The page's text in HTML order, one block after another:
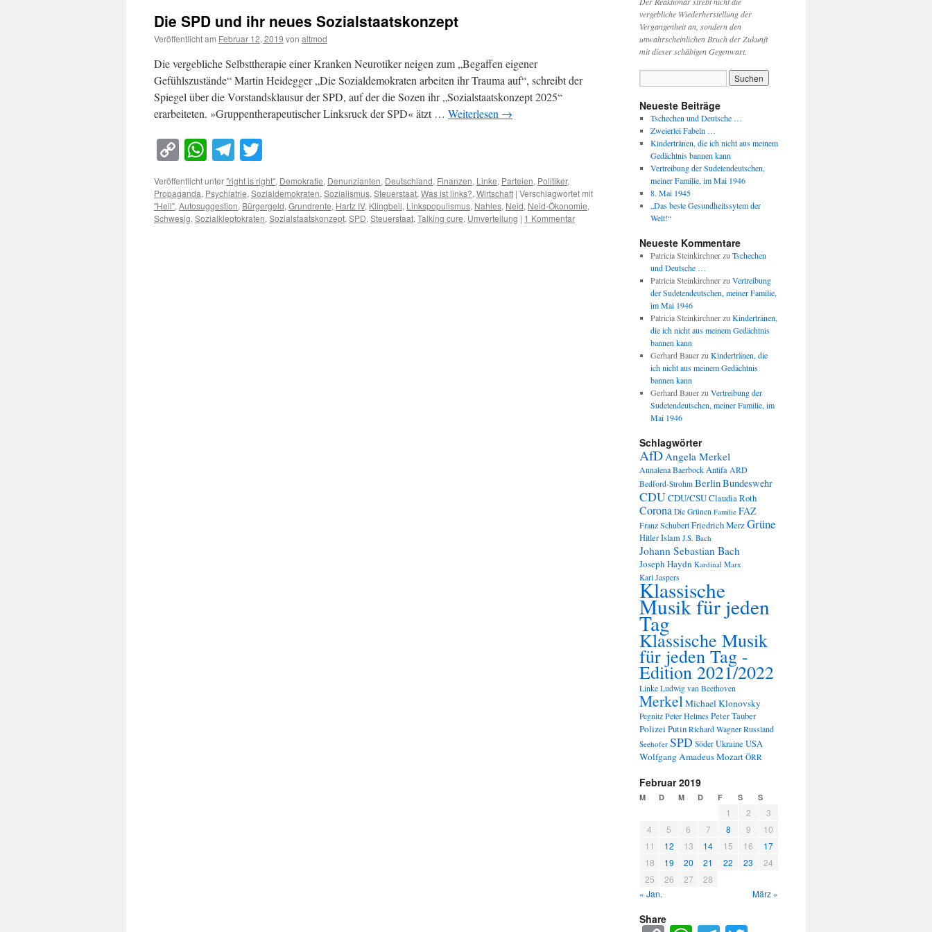
Die SPD und ihr neues Sozialstaatskonzept
Veröffentlicht am Februar 12, 2019 von altmod
Die vergebliche Selbsttherapie einer Kranken Neurotiker neigen zum „Begaffen eigener
Gefühlszustände“ Martin Heidegger „Die Sozialdemokraten arbeiten ihr Trauma auf“, schreibt der
Spiegel über die Vorstandsklausur der SPD, auf der die Sozen ihr „Sozialstaatskonzept 2025“
erarbeiteten. »Gruppentherapeutischer Linksruck der SPD« ätzt … Weiterlesen →
Copy
Link
WhatsApp
Telegram
Veröffentlicht unter"right is right", Demokratie, Denunzianten, Deutschland, Finanzen, Linke, Parteien, Politiker,
Propaganda, Psychiatrie,Sozialdemokraten,Sozialismus,Steuerstaat,Was ist links?,Wirtschaft | Verschlagwortet mit
"Heil",Autosuggestion, Bürgergeld,Grundrente, Hartz IV, Klingbeil, Linkspopulismus, Nahles, Neid, Neid-Ökonomie,
Schwesig,Sozialkleptokraten,Sozialstaatskonzept,SPD,Steuerstaat,Talking cure, Umverteilung | 1 Kommentar
vergebliche Wiederherstellung der
Vergangenheit an, sondern den
unwahrscheinlichen Bruch der Zukunft
mit dieser schäbigen Gegenwart.
Neueste Beiträge
Tschechen und Deutsche …
Zweierlei Fabeln …
Kindertränen, die ich nicht aus meinem
Gedächtnis bannen kann
Vertreibung der Sudetendeutschen,
meiner Familie, im Mai 1946
8. Mai 1945
„Das beste Gesundheitssytem der
Welt!“
Neueste Kommentare
Patricia Steinkirchnerzu Tschechen
und Deutsche …
Patricia Steinkirchnerzu Vertreibung
der Sudetendeutschen, meiner Familie,
im Mai 1946
Patricia Steinkirchnerzu Kindertränen,
die ich nicht aus meinem Gedächtnis
bannen kann
Gerhard Bauerzu Kindertränen, die
ich nicht aus meinem Gedächtnis
bannen kann
Gerhard Bauerzu Vertreibung der
Sudetendeutschen, meiner Familie, im
Mai 1946
Schlagwörter
AfDAngela Merkel
Annalena BaerbockAntifa ARD
Bedford-Strohm BerlinBundeswehr
CDUCDU/CSUClaudia Roth
Corona Die Grünen Familie FAZ
Franz SchubertFriedrich MerzGrüne
HitlerIslam J.S. Bach
Johann Sebastian Bach
Joseph Haydn Kardinal Marx
Karl Jaspers
Klassische
Musik für jeden
Tag
Klassische Musik
für jeden Tag -
Edition 2021/2022
Linke Ludwig van Beethoven
MerkelMichael Klonovsky
Pegnitz Peter HelmesPeter Tauber
PolizeiPutin Richard Wagner Russland
Seehofer SPD Söder Ukraine USA
Wolfgang Amadeus Mozart ÖRR
Februar 2019
M D M D F S S
1 2
3
4
5 6 7 8 9
10
11
12 13 14 15 16
17
18
19 20 21 22 23
24
25
26 27
28
« Jan.
März »
Share